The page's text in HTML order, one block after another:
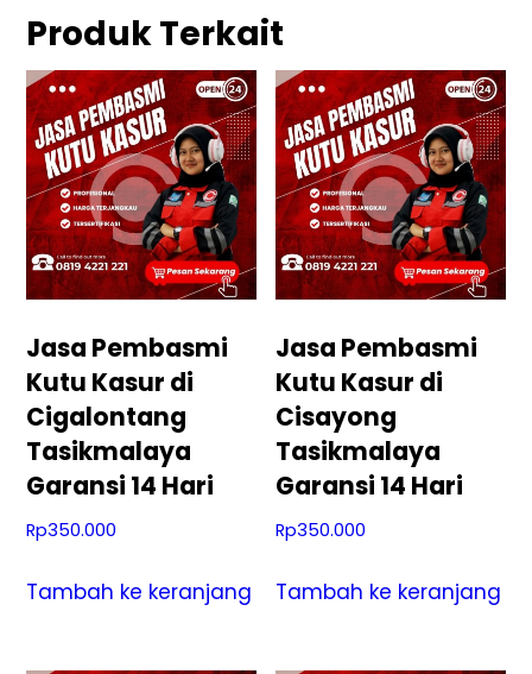
Produk Terkait
Jasa Pembasmi
Kutu Kasur di
Cigalontang
Tasikmalaya
Garansi 14 Hari
Rp350.000
Tambah ke keranjang
Jasa Pembasmi
Kutu Kasur di
Cisayong
Tasikmalaya
Garansi 14 Hari
Rp350.000
Tambah ke keranjang